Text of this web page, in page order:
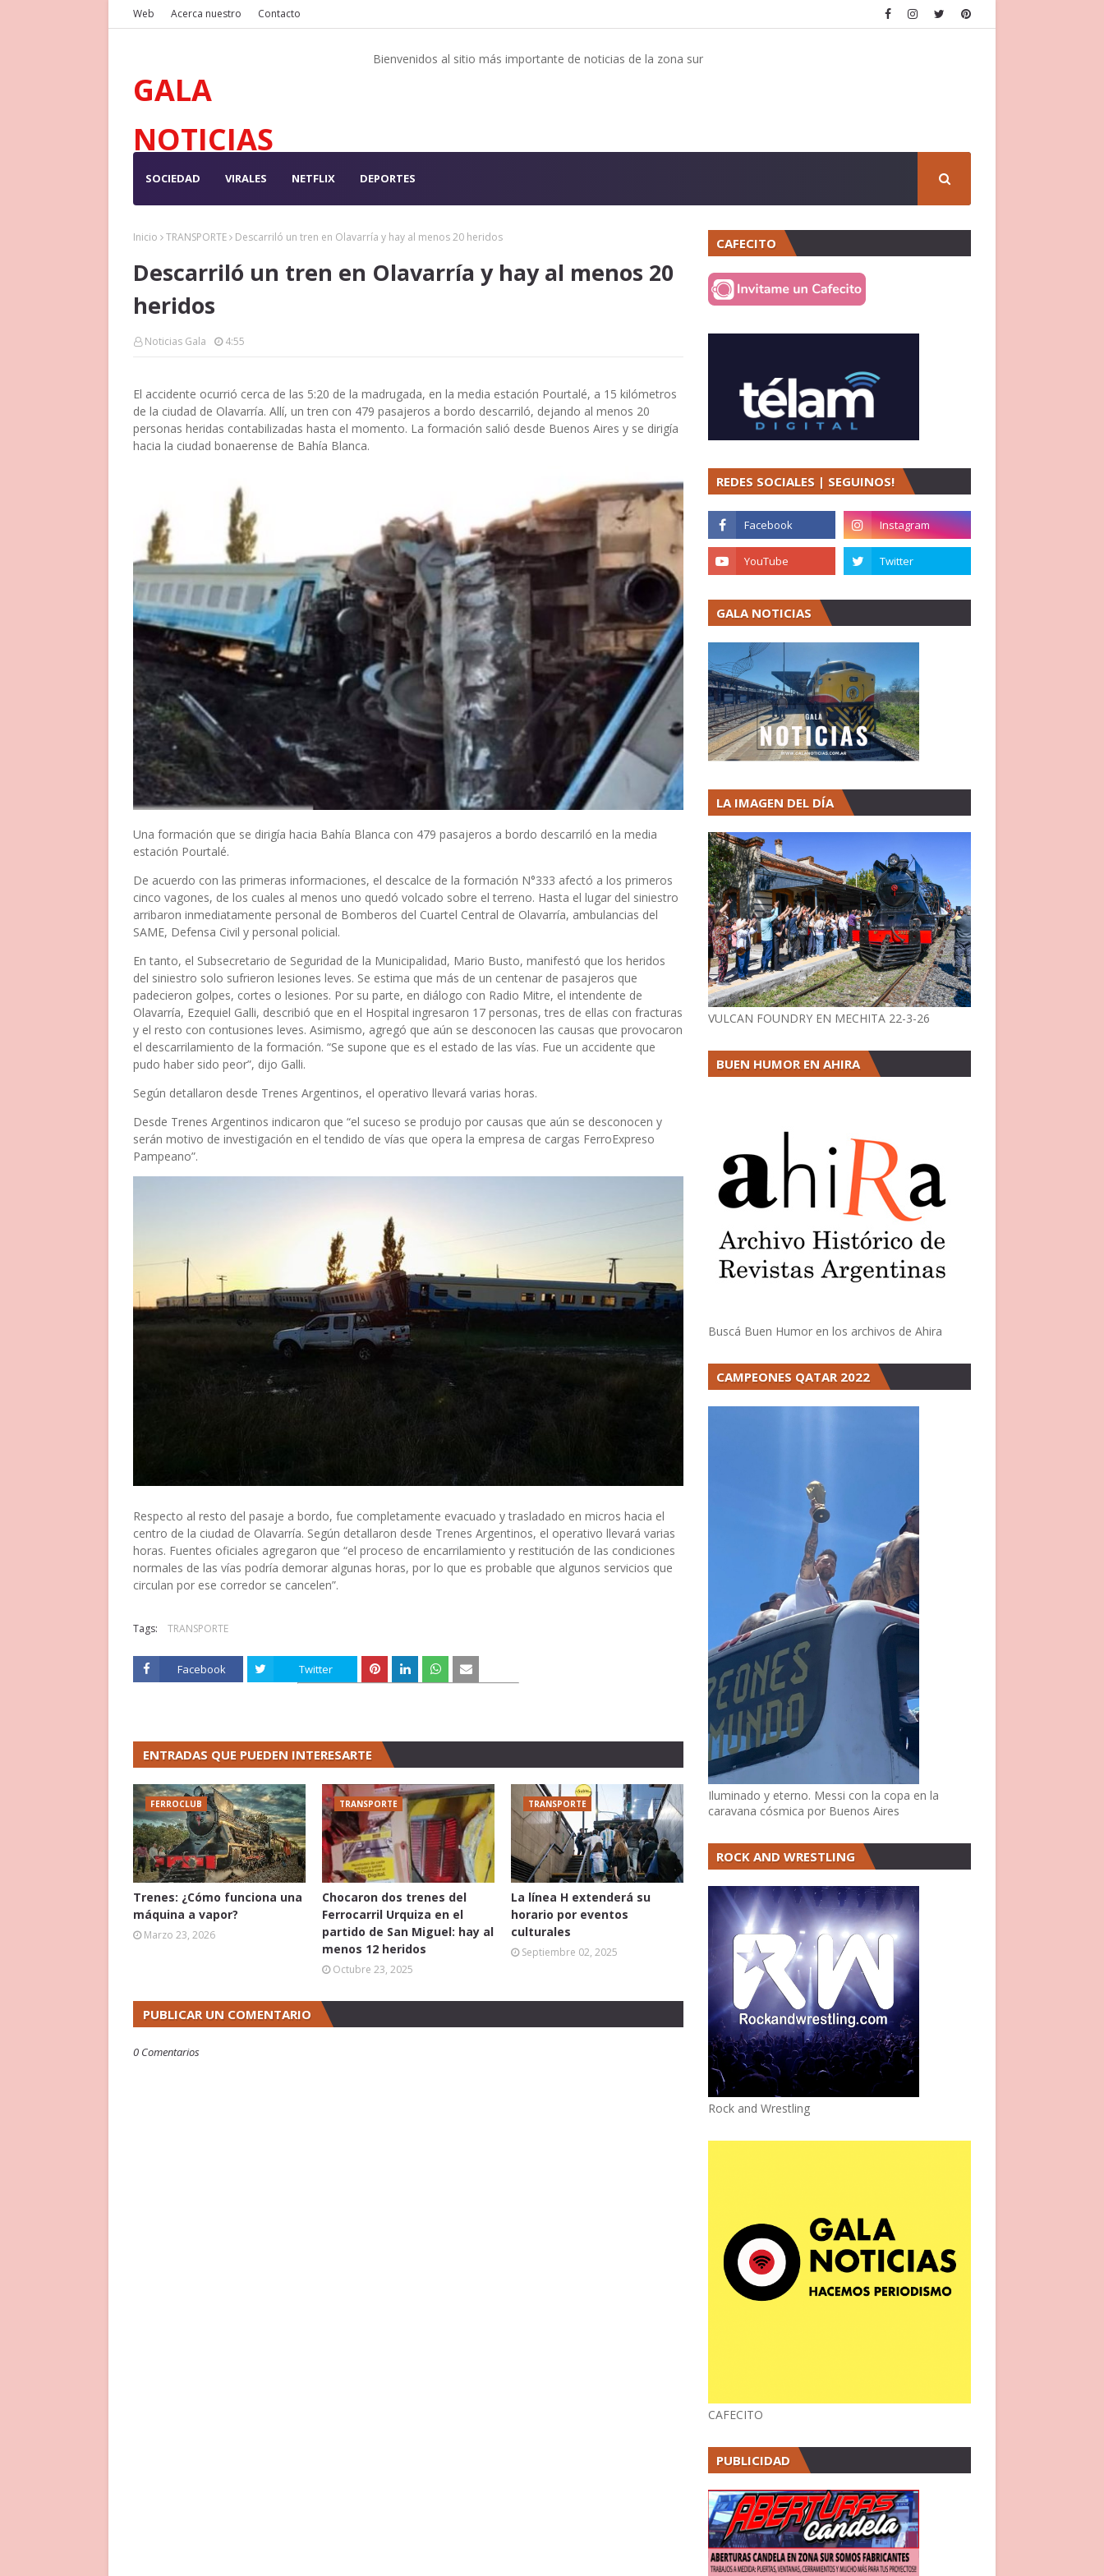
Web Acerca nuestro Contacto
GALA
NOTICIAS
Bienvenidos al sitio más importante de noticias de la zona sur
SOCIEDAD VIRALES NETFLIX DEPORTES
Inicio TRANSPORTE Descarriló un tren en Olavarría y hay al menos 20 heridos
Descarriló un tren en Olavarría y hay al menos 20
heridos
Noticias Gala 4:55
El accidente ocurrió cerca de las 5:20 de la madrugada, en la media estación Pourtalé, a 15 kilómetros
de la ciudad de Olavarría. Allí, un tren con 479 pasajeros a bordo descarriló, dejando al menos 20
personas heridas contabilizadas hasta el momento. La formación salió desde Buenos Aires y se dirigía
hacia la ciudad bonaerense de Bahía Blanca.
Una formación que se dirigía hacia Bahía Blanca con 479 pasajeros a bordo descarriló en la media
estación Pourtalé.
De acuerdo con las primeras informaciones, el descalce de la formación N°333 afectó a los primeros
cinco vagones, de los cuales al menos uno quedó volcado sobre el terreno. Hasta el lugar del siniestro
arribaron inmediatamente personal de Bomberos del Cuartel Central de Olavarría, ambulancias del
SAME, Defensa Civil y personal policial.
En tanto, el Subsecretario de Seguridad de la Municipalidad, Mario Busto, manifestó que los heridos
del siniestro solo sufrieron lesiones leves. Se estima que más de un centenar de pasajeros que
padecieron golpes, cortes o lesiones. Por su parte, en diálogo con Radio Mitre, el intendente de
Olavarría, Ezequiel Galli, describió que en el Hospital ingresaron 17 personas, tres de ellas con fracturas
y el resto con contusiones leves. Asimismo, agregó que aún se desconocen las causas que provocaron
el descarrilamiento de la formación. “Se supone que es el estado de las vías. Fue un accidente que
pudo haber sido peor”, dijo Galli.
Según detallaron desde Trenes Argentinos, el operativo llevará varias horas.
Desde Trenes Argentinos indicaron que “el suceso se produjo por causas que aún se desconocen y
serán motivo de investigación en el tendido de vías que opera la empresa de cargas FerroExpreso
Pampeano”.
Respecto al resto del pasaje a bordo, fue completamente evacuado y trasladado en micros hacia el
centro de la ciudad de Olavarría. Según detallaron desde Trenes Argentinos, el operativo llevará varias
horas. Fuentes oficiales agregaron que “el proceso de encarrilamiento y restitución de las condiciones
normales de las vías podría demorar algunas horas, por lo que es probable que algunos servicios que
circulan por ese corredor se cancelen”.
Tags: TRANSPORTE
Facebook Twitter
ENTRADAS QUE PUEDEN INTERESARTE
FERROCLUB
Trenes: ¿Cómo funciona una
máquina a vapor?
Marzo 23, 2026
TRANSPORTE
Chocaron dos trenes del
Ferrocarril Urquiza en el
partido de San Miguel: hay al
menos 12 heridos
Octubre 23, 2025
TRANSPORTE
La línea H extenderá su
horario por eventos
culturales
Septiembre 02, 2025
PUBLICAR UN COMENTARIO
0 Comentarios
CAFECITO
REDES SOCIALES | SEGUINOS!
GALA NOTICIAS
LA IMAGEN DEL DÍA
VULCAN FOUNDRY EN MECHITA 22-3-26
BUEN HUMOR EN AHIRA
Buscá Buen Humor en los archivos de Ahira
CAMPEONES QATAR 2022
Iluminado y eterno. Messi con la copa en la
caravana cósmica por Buenos Aires
ROCK AND WRESTLING
Rock and Wrestling
CAFECITO
PUBLICIDAD